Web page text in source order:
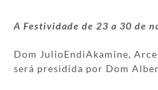
A Festividade de 23 a 30 de
Dom JulioEndiAkamine,
será presidida por Dom